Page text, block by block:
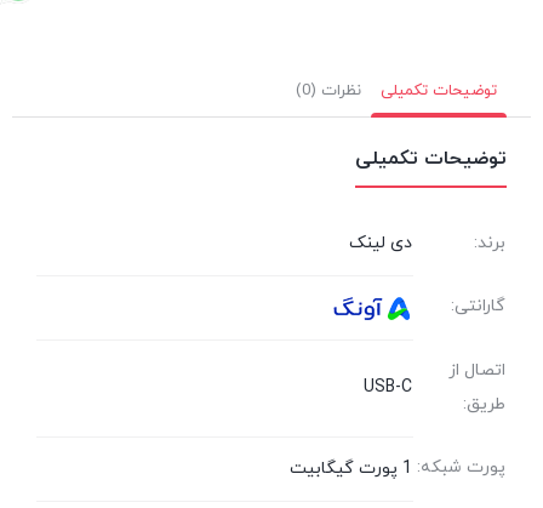
توضیحات تکمیلی نظرات (0)
توضیحات تکمیلی
برند: دی لینک
گارانتی:
اتصال از
طریق:
USB-C
پورت شبکه: 1 پورت گیگابیت